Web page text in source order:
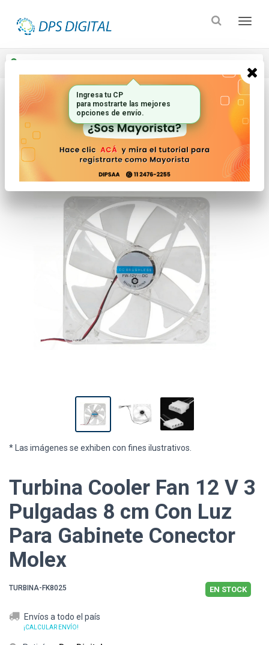
Inicio Computacion_2 Componentes
* Las imágenes se exhiben con fines ilustrativos.
Turbina Cooler Fan 12 V 3
Pulgadas 8 cm Con Luz
Para Gabinete Conector
Molex
TURBINA-FK8025 EN STOCK
Envíos a todo el país
¡CALCULAR ENVÍO!
Ingresa tu CP
para mostrarte las mejores
opciones de envío.